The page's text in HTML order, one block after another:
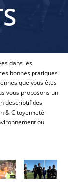
dans les
bonnes pratiques
que vous êtes
vous proposons un
descriptif des
& Citoyenneté -
ou